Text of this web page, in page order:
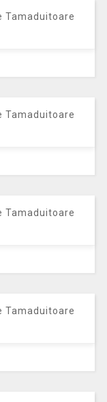
Tamaduitoare
Tamaduitoare
Tamaduitoare
Tamaduitoare